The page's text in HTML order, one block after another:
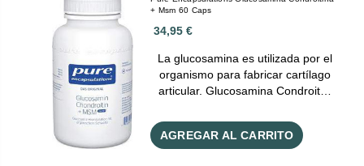
+ Msm 60 Caps
34,95 €
La glucosamina es utilizada por el
organismo para fabricar cartílago
articular. Glucosamina Condroit…
AGREGAR AL CARRITO